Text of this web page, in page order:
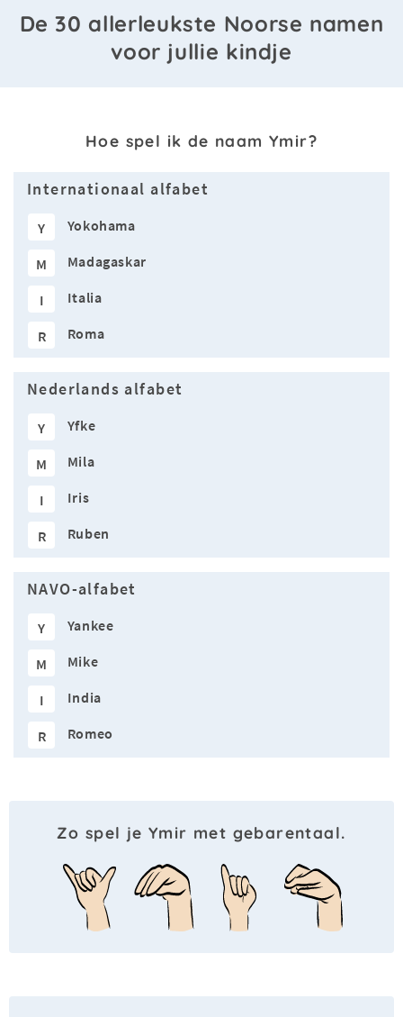
De 30 allerleukste Noorse namen
voor jullie kindje
Hoe spel ik de naam Ymir?
Internationaal alfabet
Y Yokohama
M Madagaskar
I Italia
R Roma
Nederlands alfabet
Y Yfke
M Mila
I Iris
R Ruben
NAVO-alfabet
Y Yankee
M Mike
I India
R Romeo
Zo spel je Ymir met gebarentaal.